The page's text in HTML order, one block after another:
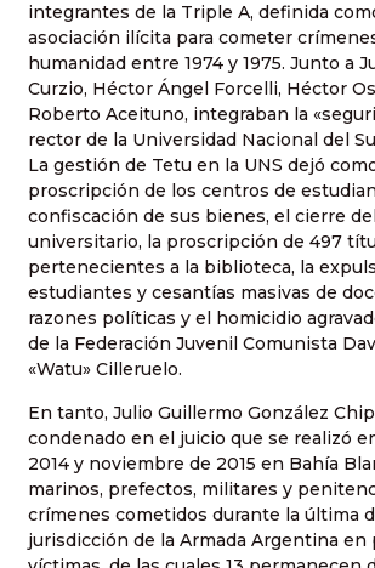
integrantes de la Triple A, definida
asociación ilícita para cometer
humanidad entre 1974 y 1975. Junto a
Curzio, Héctor Ángel Forcelli, Héctor
Roberto Aceituno, integraban la
rector de la Universidad Nacional del
La gestión de Tetu en la UNS dejó
proscripción de los centros de
confiscación de sus bienes, el cierre
universitario, la proscripción de 497
pertenecientes a la biblioteca, la
estudiantes y cesantías masivas de
razones políticas y el homicidio
de la Federación Juvenil Comunista
«Watu» Cilleruelo.
En tanto, Julio Guillermo González
condenado en el juicio que se realizó
2014 y noviembre de 2015 en Bahía
marinos, prefectos, militares y
crímenes cometidos durante la última
jurisdicción de la Armada Argentina en